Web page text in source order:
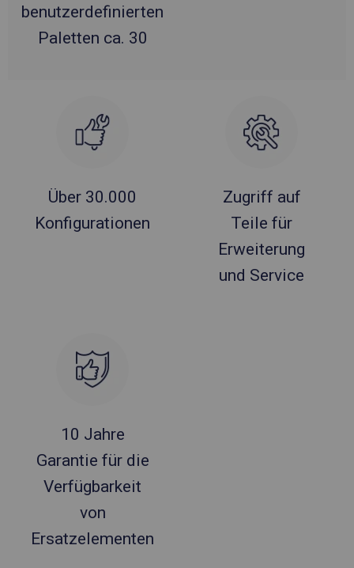
benutzerdefinierten
Paletten ca. 30
Über 30.000
Konfigurationen
Zugriff auf
Teile für
Erweiterung
und Service
10 Jahre
Garantie für die
Verfügbarkeit
von
Ersatzelementen